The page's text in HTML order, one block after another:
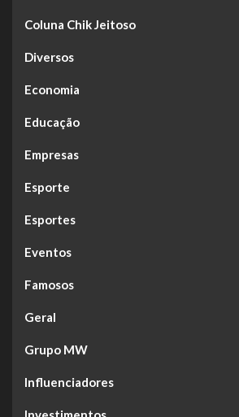
Coluna Chik Jeitoso
Diversos
Economia
Educação
Empresas
Esporte
Esportes
Eventos
Famosos
Geral
Grupo MW
Influenciadores